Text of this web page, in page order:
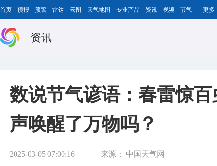
首页 预报 预警 雷达 云图 天气地图 专业产品 资讯 视频 节气 更多
资讯
数说节气谚语：春雷惊
声唤醒了万物吗？
2025-03-05 07:00:16 来源： 中国天气网